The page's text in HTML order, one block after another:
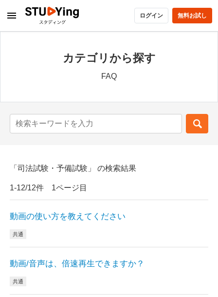
ログイン 無料お試し
カテゴリから探す
FAQ
「司法試験・予備試験」 の検索結果
1-12/12件 1ページ目
動画の使い方を教えてください
共通
動画/音声は、倍速再生できますか？
共通